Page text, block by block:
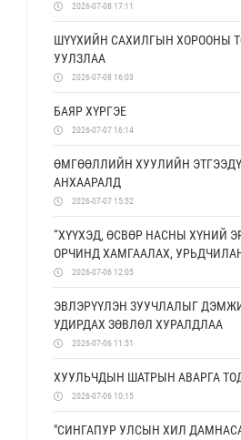
2026-07-08 17:11
ШҮҮХИЙН САХИЛГЫН ХОРООНЫ
УУЛЗЛАА
2026-07-08 16:03
БАЯР ХҮРГЭЕ
2026-07-07 16:14
ӨМГӨӨЛЛИЙН ХУУЛИЙН
АНХААРАЛД
2026-07-07 15:52
“ХҮҮХЭД, ӨСВӨР НАСНЫ ХҮНИЙ
ОРЧИНД ХАМГААЛАХ,
БОЛОН ЭРХ ЗҮЙН МЭДЛЭГИЙГ
ТӨСӨЛД ХАМТРАН АЖИЛЛАНА
2026-07-06 12:05
ЭВЛЭРҮҮЛЭН ЗУУЧЛАЛЫГ
УДИРДАХ ЗӨВЛӨЛ ХУРАЛДЛАА
2026-07-06 11:51
ХУУЛЬЧДЫН ШАТРЫН АВАРГА
2026-07-06 10:15
"СИНГАПУР УЛСЫН ХИЛ